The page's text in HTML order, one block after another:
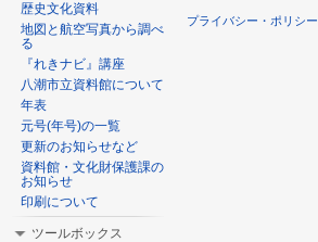
歴史文化資料
地図と航空写真から調べ
る
『れきナビ』講座
八潮市立資料館について
年表
元号(年号)の一覧
更新のお知らせなど
資料館・文化財保護課の
お知らせ
印刷について
ツールボックス
プライバシー・ポリシー